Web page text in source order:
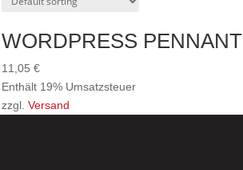
WORDPRESS PENNANT
11,05€
Enthält 19% Umsatzsteuer
zzgl.Versand